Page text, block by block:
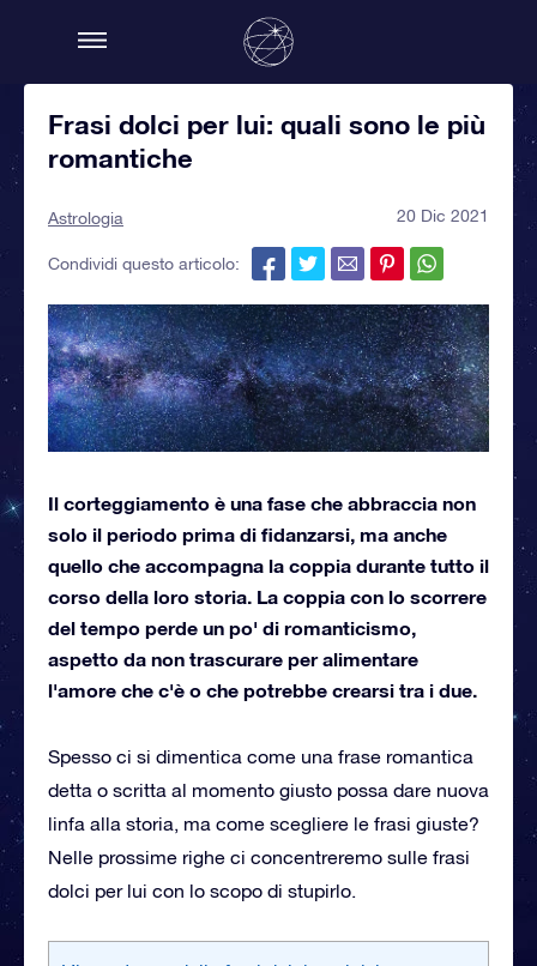
Frasi dolci per lui: quali sono le più
romantiche
Astrologia 20 Dic 2021
Condividi questo articolo:
Il corteggiamento è una fase che abbraccia non
solo il periodo prima di fidanzarsi, ma anche
quello che accompagna la coppia durante tutto il
corso della loro storia. La coppia con lo scorrere
del tempo perde un po' di romanticismo,
aspetto da non trascurare per alimentare
l'amore che c'è o che potrebbe crearsi tra i due.
Spesso ci si dimentica come una frase romantica
detta o scritta al momento giusto possa dare nuova
linfa alla storia, ma come scegliere le frasi giuste?
Nelle prossime righe ci concentreremo sulle frasi
dolci per lui con lo scopo di stupirlo.